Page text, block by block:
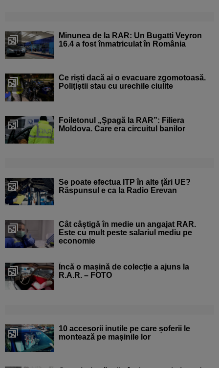
Minunea de la RAR: Un Bugatti Veyron
16.4 a fost înmatriculat în România
Ce riști dacă ai o evacuare zgomotoasă.
Polițiștii stau cu urechile ciulite
Foiletonul „Șpagă la RAR”: Filiera
Moldova. Care era circuitul banilor
Se poate efectua ITP în alte țări UE?
Răspunsul e ca la Radio Erevan
Cât câștigă în medie un angajat RAR.
Este cu mult peste salariul mediu pe
economie
Încă o mașină de colecție a ajuns la
R.A.R. – FOTO
10 accesorii inutile pe care șoferii le
montează pe mașinile lor